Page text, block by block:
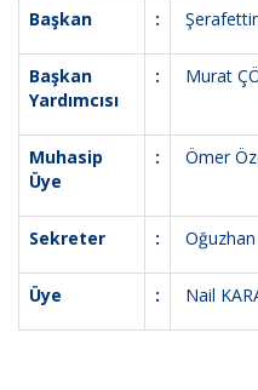
Başkan :
Başkan
Yardımcısı
: Murat
Muhasip
Üye
: Ömer
Sekreter : Oğuzhan
Üye : Nail